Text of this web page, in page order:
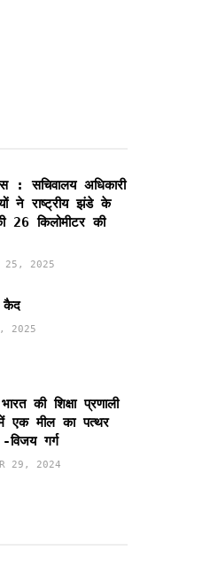
: सचिवालय अधिकारी
ने राष्ट्रीय झंडे के
26 किलोमीटर की
25, 2025
कैद
2025
की शिक्षा प्रणाली
एक मील का पत्थर
विजय गर्ग
29, 2024